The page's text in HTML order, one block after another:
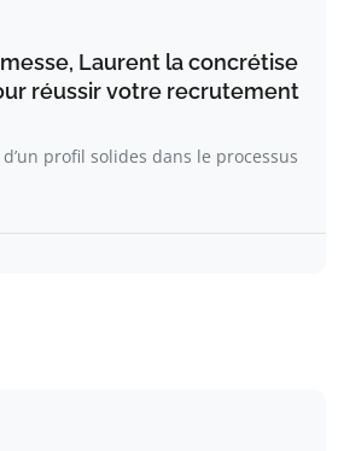
Laurent la concrétise
réussir votre recrutement
d’un profil solides dans le processus